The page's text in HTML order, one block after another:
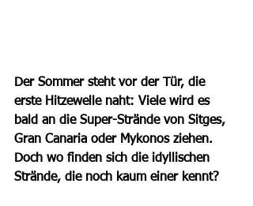
Der Sommer steht vor der Tür, die
erste Hitzewelle naht: Viele wird es
bald an die Super-Strände von Sitges,
Gran Canaria oder Mykonos ziehen.
Doch wo finden sich die idyllischen
Strände, die noch kaum einer kennt?